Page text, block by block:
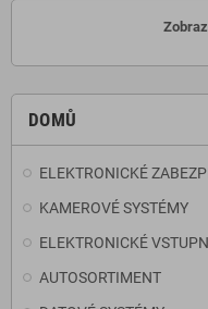
DOMŮ
ELEKTRONICKÉ
KAMEROVÉ SYSTÉMY
ELEKTRONICKÉ
AUTOSORTIMENT